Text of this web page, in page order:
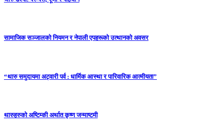
सामाजिक सञ्जालको नियमन र नेपाली एपहरूको उत्थानको अवसर
“थारु समुदायमा अट्वारी पर्व : धार्मिक आस्था र पारिवारिक आत्मीयता”
थारुहरुको अष्टिम्की अर्थात कृष्ण जन्माष्टमी